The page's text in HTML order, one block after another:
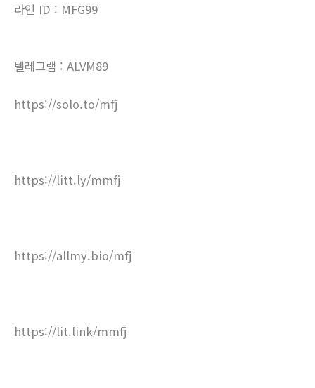
라인 ID : MFG99
텔레그램 : ALVM89
https://solo.to/mfj
https://litt.ly/mmfj
https://allmy.bio/mfj
https://lit.link/mmfj